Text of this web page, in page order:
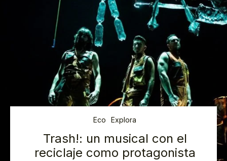
Eco Explora
Trash!: un musical con el
reciclaje como protagonista